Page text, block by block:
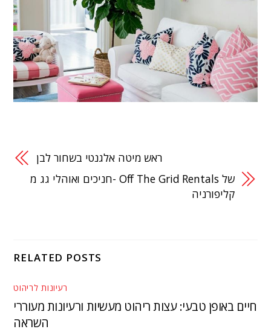
ראש מיטה אלגנטי בשחור לבן
חניכים ואוהלי גג מ- Off The Grid Rentals של
קליפורניה
RELATED POSTS
רעיונות לריהוט
חיים באופן טבעי: עצות ריהוט מעשיות ורעיונות מעוררי
השראה